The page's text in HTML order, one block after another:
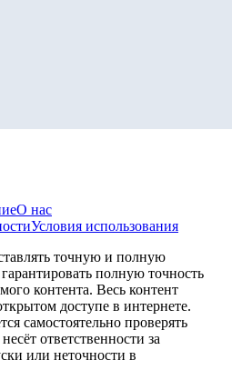
О нас
Условия использования
точную и полную
полную точность
контента. Весь контент
доступе в интернете.
самостоятельно проверять
ответственности за
или неточности в